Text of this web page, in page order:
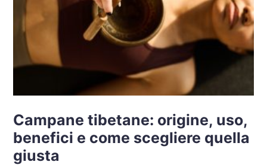
Campane tibetane: origine, uso,
benefici e come scegliere quella
giusta